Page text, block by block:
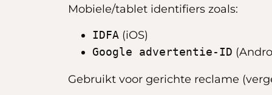
Mobiele/tablet identifiers zoals:
IDFA (iOS)
Google advertentie-ID
Gebruikt voor gerichte reclame